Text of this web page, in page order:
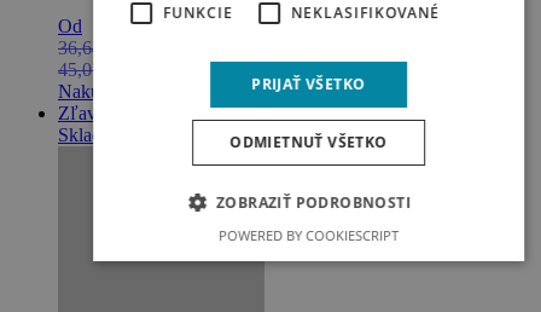
Od
36,64
45,07
Nakupovať
Zľava 0%
Skladom
FUNKCIE NEKLASIFIKOVANÉ
PRIJAŤ VŠETKO
ODMIETNUŤ VŠETKO
ZOBRAZIŤ PODROBNOSTI
POWERED BY COOKIESCRIPT